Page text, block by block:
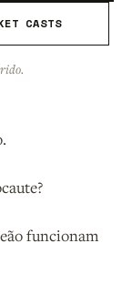
CASTS
funcionam